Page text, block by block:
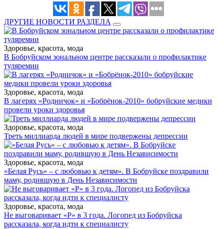
ДРУГИЕ НОВОСТИ РАЗДЕЛА
Здоровье, красота, мода
В Бобруйском зональном центре рассказали о профилактике
туляремии
Здоровье, красота, мода
В лагерях «Родничок» и «Бобрёнок-2010» бобруйские медики
провели уроки здоровья
Здоровье, красота, мода
Треть миллиарда людей в мире подвержены депрессии
Здоровье, красота, мода
«Белая Русь» – с любовью к детям». В Бобруйске поздравили
маму, родившую в День Независимости
Здоровье, красота, мода
Не выговаривает «Р» в 3 года. Логопед из Бобруйска
рассказала, когда идти к специалисту